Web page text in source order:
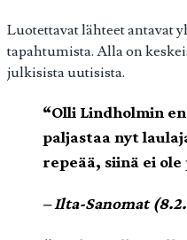
Luotettavat lähteet antavat
tapahtumista. Alla on
julkisista uutisista.
“Olli Lindholmin
paljastaa nyt
repeää, siinä ei
– Ilta-Sanomat